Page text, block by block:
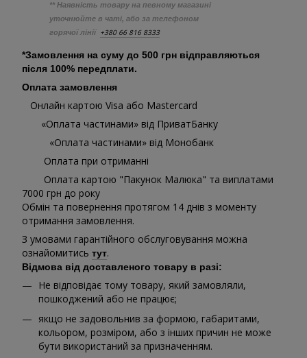
** Наявність товару на певному магазині
уточнюйте в чаті, або за телефоном
горячої лінії +380 66 816 8333
*Замовлення на суму до 500 грн відправляються
після 100% передплати.
Оплата замовлення
Онлайн картою Visa або Mastercard
«Оплата частинами» від ПриватБанку
«Оплата частинами» від Монобанк
Оплата при отриманні
Оплата картою "Пакунок Малюка" та виплатами
7000 грн до року
Обмін та повернення протягом 14 днів з моменту
отримання замовлення.
З умовами гарантійного обслуговування можна
ознайомитись тут.
Відмова від доставленого товару в разі:
Не відповідає тому товару, який замовляли,
пошкоджений або не працює;
якщо не задовольнив за формою, габаритами,
кольором, розміром, або з інших причин не може
бути використаний за призначенням.